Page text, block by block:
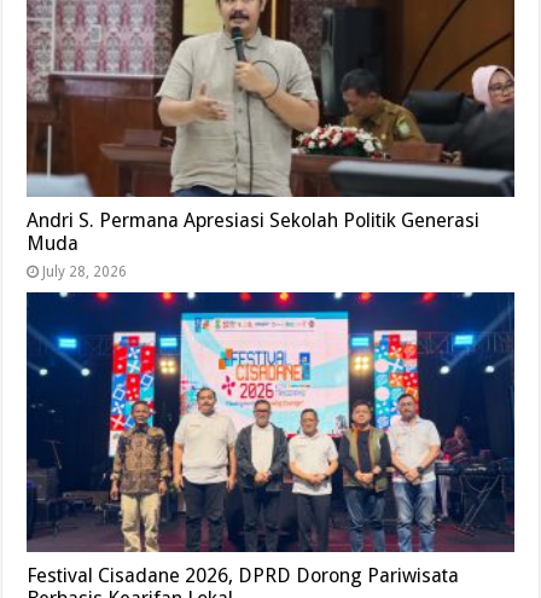
Andri S. Permana Apresiasi Sekolah Politik Generasi
Muda
July 28, 2026
Festival Cisadane 2026, DPRD Dorong Pariwisata